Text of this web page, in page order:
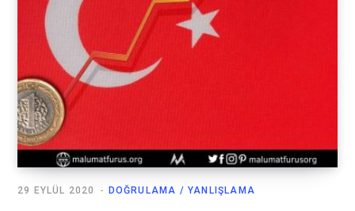
DOĞRULAMA / YANLIŞLAMA
29 EYLÜL 2020